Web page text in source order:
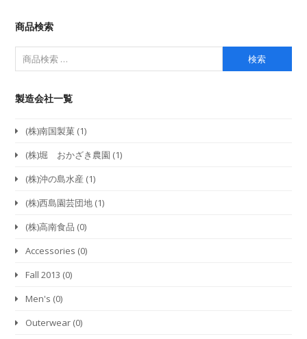
商品検索
検索
製造会社一覧
(株)南国製菓 (1)
(株)堀 おかざき農園 (1)
(株)沖の島水産 (1)
(株)西島園芸団地 (1)
(株)高南食品 (0)
Accessories (0)
Fall 2013 (0)
Men's (0)
Outerwear (0)